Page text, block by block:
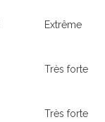
Extrême
Très forte
Très forte